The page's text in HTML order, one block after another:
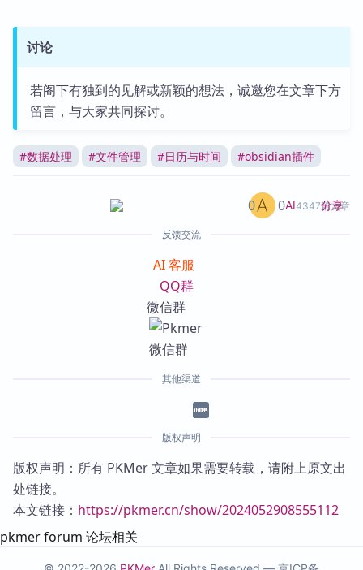
讨论
若阁下有独到的见解或新颖的想法，诚邀您在文章下方
留言，与大家共同探讨。
#数据处理 #文件管理 #日历与时间 #obsidian插件
AI4347篇文章
0 0 分享
反馈交流
AI 客服
QQ群
微信群
其他渠道
版权声明
版权声明：所有 PKMer 文章如果需要转载，请附上原文出
处链接。
本文链接： https://pkmer.cn/show/2024052908555112
pkmer forum 论坛相关